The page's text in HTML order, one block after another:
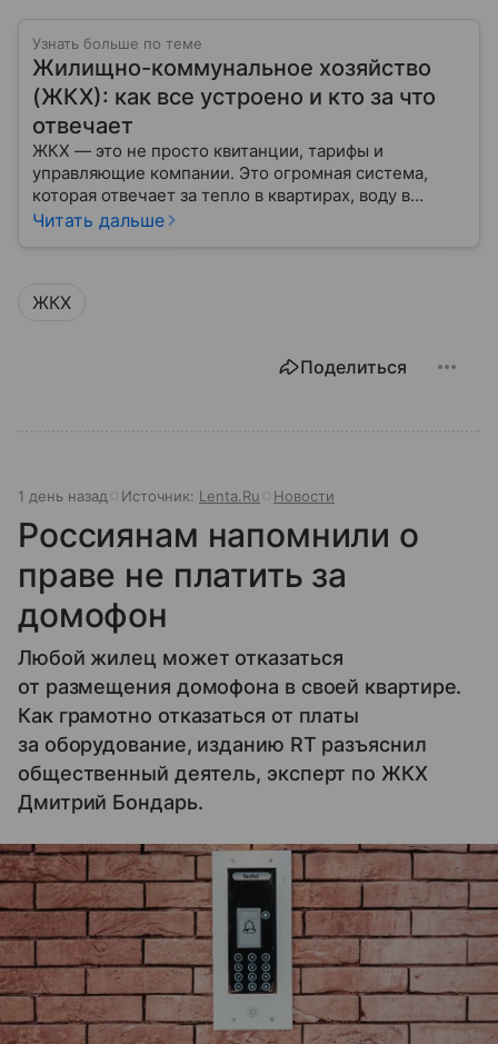
Узнать больше по теме
Жилищно-коммунальное хозяйство
(ЖКХ): как все устроено и кто за что
отвечает
ЖКХ — это не просто квитанции, тарифы и
управляющие компании. Это огромная система,
которая отвечает за тепло в квартирах, воду в
кране, освещение улиц и чистоту во дворах.
Читать дальше
ЖКХ
Поделиться
1 день назад Источник: Lenta.Ru Новости
Россиянам напомнили о
праве не платить за
домофон
Любой жилец может отказаться
от размещения домофона в своей квартире.
Как грамотно отказаться от платы
за оборудование, изданию RT разъяснил
общественный деятель, эксперт по ЖКХ
Дмитрий Бондарь.